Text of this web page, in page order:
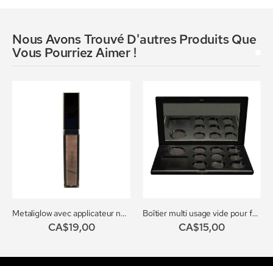
Nous Avons Trouvé D'autres Produits Que
Vous Pourriez Aimer !
Metaliglow avec applicateur no. 102
CA$19,00
Boîtier multi usage vide pour fard à joues et ombre à paupières
CA$15,00